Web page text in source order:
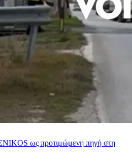
ως προτιμώμενη πηγή στη